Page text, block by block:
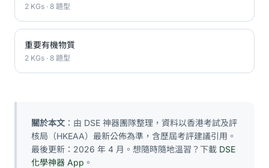
2 KGs · 8 題型
重要有機物質
2 KGs · 8 題型
關於本文 ：由 DSE 神器團隊整理，資料以香港考試及評
核局（HKEAA）最新公佈為準，含歷屆考評建議引用。
最後更新：2026 年 4 月。想隨時隨地溫習？下載 DSE
化學神器 App 。